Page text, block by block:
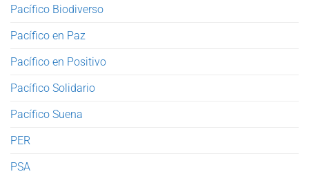
Pacífico Biodiverso
Pacífico en Paz
Pacífico en Positivo
Pacífico Solidario
Pacífico Suena
PER
PSA